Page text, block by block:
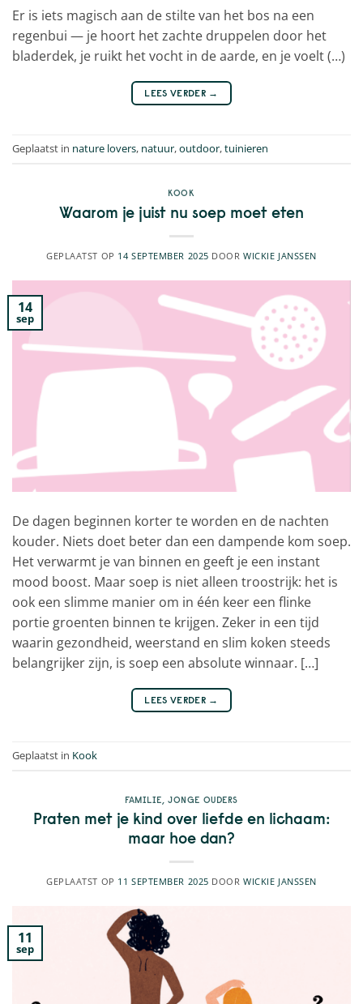
Er is iets magisch aan de stilte van het bos na een
regenbui — je hoort het zachte druppelen door het
bladerdek, je ruikt het vocht in de aarde, en je voelt (…)
LEES VERDER →
Geplaatst in nature lovers, natuur,outdoor,tuinieren
KOOK
Waarom je juist nu soep moet eten
GEPLAATST OP 14 SEPTEMBER 2025 DOORWICKIE JANSSEN
14
sep
De dagen beginnen korter te worden en de nachten
kouder. Niets doet beter dan een dampende kom soep.
Het verwarmt je van binnen en geeft je een instant
mood boost. Maar soep is niet alleen troostrijk: het is
ook een slimme manier om in één keer een flinke
portie groenten binnen te krijgen. Zeker in een tijd
waarin gezondheid, weerstand en slim koken steeds
belangrijker zijn, is soep een absolute winnaar. […]
LEES VERDER →
Geplaatst in Kook
FAMILIE,JONGE OUDERS
Praten met je kind over liefde en lichaam:
maar hoe dan?
GEPLAATST OP 11 SEPTEMBER 2025 DOORWICKIE JANSSEN
11
sep